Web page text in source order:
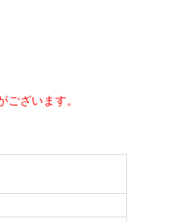
ざいます。